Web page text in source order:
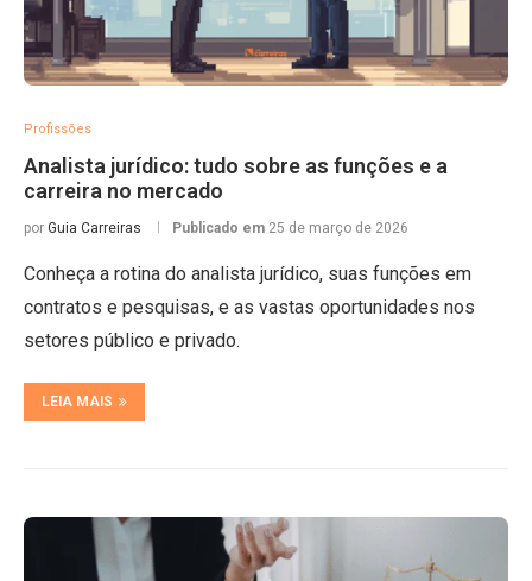
Profissões
Analista jurídico: tudo sobre as funções e a
carreira no mercado
por Guia Carreiras Publicado em 25 de março de 2026
Conheça a rotina do analista jurídico, suas funções em
contratos e pesquisas, e as vastas oportunidades nos
setores público e privado.
LEIA MAIS